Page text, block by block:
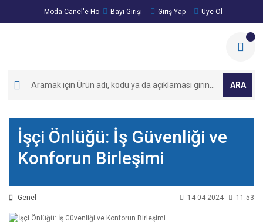
Moda Canel'e Hoşgeldiniz!
Bayi Girişi Giriş Yap Üye Ol
ARA
İşçi Önlüğü: İş Güvenliği ve
Konforun Birleşimi
Genel 14-04-2024 11:53